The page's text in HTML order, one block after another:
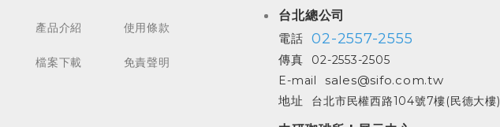
產品介紹
檔案下載
使用條款
免責聲明
台北總公司
電話 02-2557-2555
傳真
02-2553-2505
E-mail
sales@sifo.com.tw
地址
台北市民權西路104號7樓(民德大樓)